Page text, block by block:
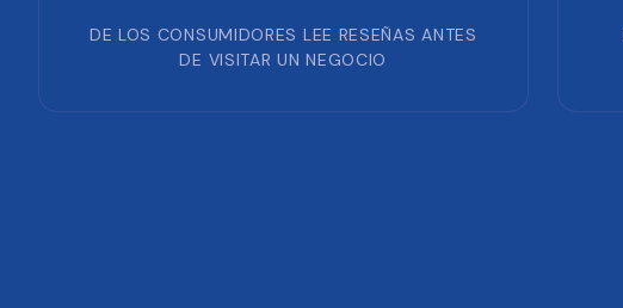
DE LOS CONSUMIDORES LEE RESEÑAS ANTES
DE VISITAR UN NEGOCIO